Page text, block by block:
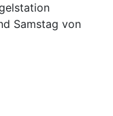
Samstag von